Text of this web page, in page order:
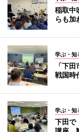
稲取中
らも加
学ぶ・知
「下
戦国時
学ぶ・知
下田で